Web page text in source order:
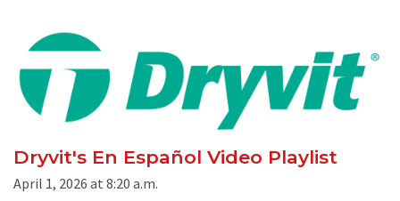
Dryvit's En Español Video Playlist
April 1, 2026 at 8:20 a.m.